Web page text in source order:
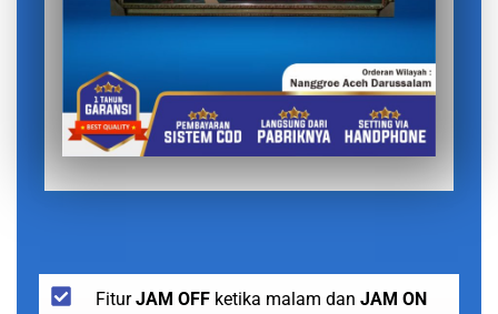
FiturJAM OFF ketika malam dan JAM ON